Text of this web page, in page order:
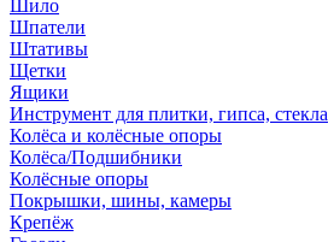
Шило
Шпатели
Штативы
Щетки
Ящики
Инструмент для плитки, гипса, стекла
Колёса и колёсные опоры
Колёса/Подшибники
Колёсные опоры
Покрышки, шины, камеры
Крепёж